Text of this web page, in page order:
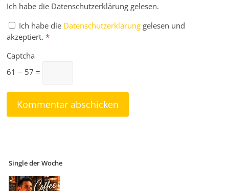
Ich habe die Datenschutzerklärung gelesen.
Ich habe die Datenschutzerklärung gelesen und
akzeptiert. *
Captcha
61 − 57 =
Single der Woche